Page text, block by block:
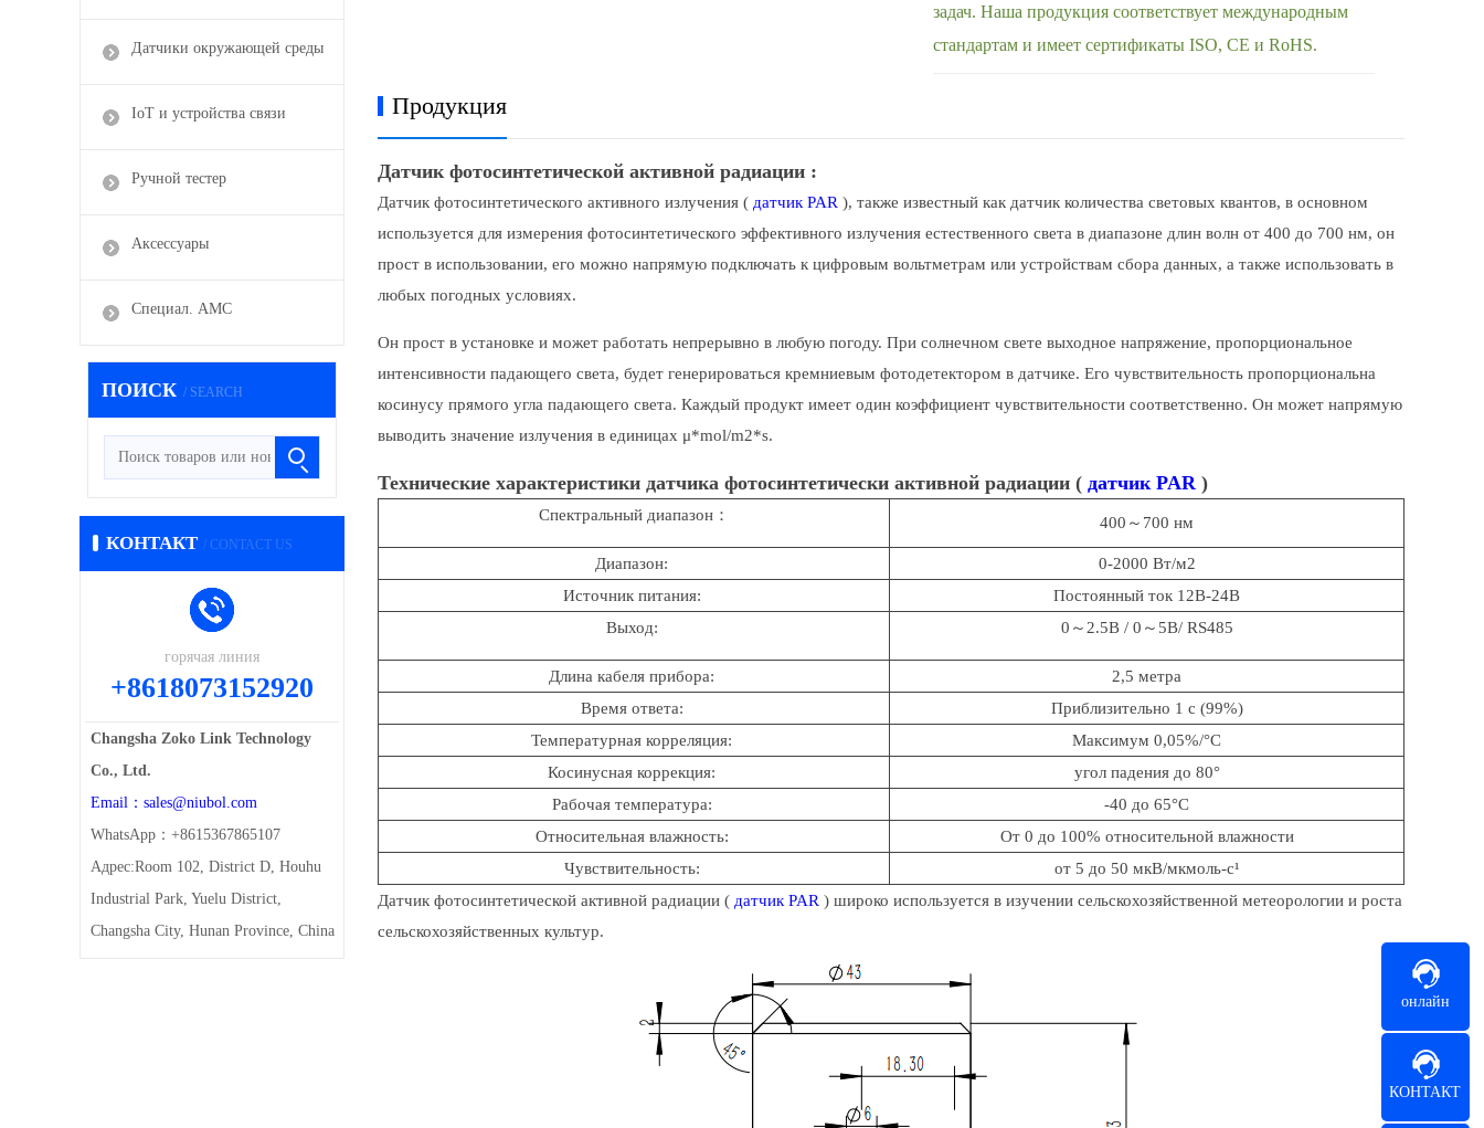
Датчики окружающей среды
IoT и устройства связи
Ручной тестер
Аксессуары
Специал. АМС
ПОИСК / SEARCH
КОНТАКТ / CONTACT US
горячая линия
+8618073152920
Changsha Zoko Link Technology
Co., Ltd.
Email：sales@niubol.com
WhatsApp：+8615367865107
Адрес:Room 102, District D, Houhu
Industrial Park, Yuelu District,
Changsha City, Hunan Province, China
задач. Наша продукция соответствует международным
стандартам и имеет сертификаты ISO, CE и RoHS.
Продукция
Датчик фотосинтетической активной радиации :
Датчик фотосинтетического активного излучения ( датчик PAR ), также известный как датчик количества световых квантов, в основном
используется для измерения фотосинтетического эффективного излучения естественного света в диапазоне длин волн от 400 до 700 нм, он
прост в использовании, его можно напрямую подключать к цифровым вольтметрам или устройствам сбора данных, а также использовать в
любых погодных условиях.
Он прост в установке и может работать непрерывно в любую погоду. При солнечном свете выходное напряжение, пропорциональное
интенсивности падающего света, будет генерироваться кремниевым фотодетектором в датчике. Его чувствительность пропорциональна
косинусу прямого угла падающего света. Каждый продукт имеет один коэффициент чувствительности соответственно. Он может напрямую
выводить значение излучения в единицах μ*mol/m2*s.
Технические характеристики датчика фотосинтетически активной радиации ( датчик PAR )
Спектральный диапазон： 400～700 нм
Диапазон:
0-2000 Вт/м2
Источник питания:
Постоянный ток 12В-24В
Выход:
0～2.5В / 0～5В/ RS485
Длина кабеля прибора:
2,5 метра
Время ответа:
Приблизительно 1 с (99%)
Температурная корреляция:
Максимум 0,05%/°C
Косинусная коррекция:
угол падения до 80°
Рабочая температура:
-40 до 65°С
Относительная влажность:
От 0 до 100% относительной влажности
Чувствительность:
от 5 до 50 мкВ/мкмоль-с¹
Датчик фотосинтетической активной радиации ( датчик PAR ) широко используется в изучении сельскохозяйственной метеорологии и роста
сельскохозяйственных культур.
онлайн
КОНТАКТ